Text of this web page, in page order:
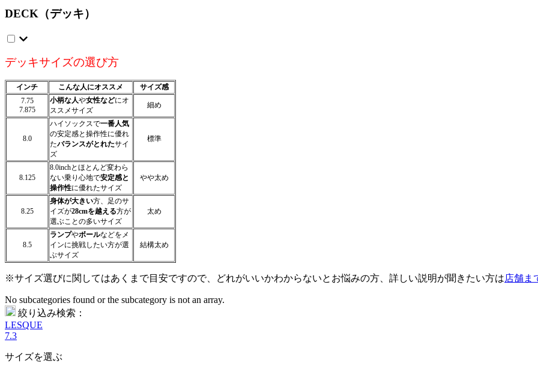
DECK（デッキ）
デッキサイズの選び方
インチ こんな人にオススメ
サイズ感
7.75
7.875
小柄な人や女性などにオ
ススメサイズ
細め
8.0
ハイソックスで一番人気
の安定感と操作性に優れ
たバランスがとれたサイ
ズ
標準
8.125
8.0inchとほとんど変わら
ない乗り心地で安定感と
操作性に優れたサイズ
やや太め
8.25
身体が大きい方、足のサ
イズが28cmを越える方が
選ぶことの多いサイズ
太め
8.5
ランプやボールなどをメ
インに挑戦したい方が選
ぶサイズ
結構太め
※サイズ選びに関してはあくまで目安ですので、どれがいいかわからないとお悩みの方、詳しい説明が聞きたい方は店舗ま
No subcategories found or the subcategory is not an array.
絞り込み検索：
LESQUE
7.3
サイズを選ぶ